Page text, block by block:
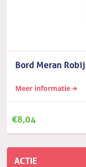
Bord Meran
Meer informatie
€8,04
ACTIE